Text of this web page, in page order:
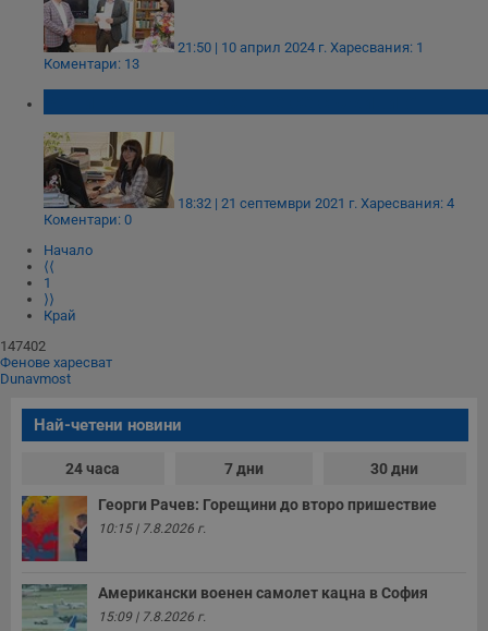
21:50 | 10 април 2024 г. Харесвания: 1
Коментари: 13
18:32 | 21 септември 2021 г. Харесвания: 4
Коментари: 0
Начало
⟨⟨
1
⟩⟩
Край
147402
Фенове харесват
Dunavmost
Най-четени новини
24 часа 7 дни 30 дни
Георги Рачев: Горещини до второ пришествие
10:15 | 7.8.2026 г.
Американски военен самолет кацна в София
15:09 | 7.8.2026 г.